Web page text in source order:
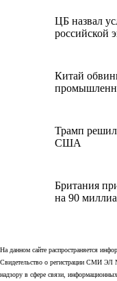
ЦБ назвал
российской
Китай
Трамп решил
США
Британия
на 90
На данном сайте распространяется
Свидетельство о регистрации СМИ
надзору в сфере связи,